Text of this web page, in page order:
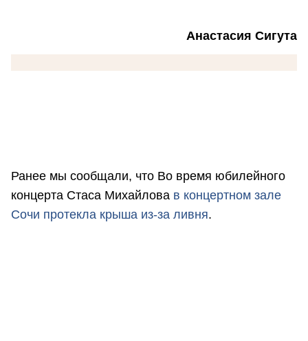
Анастасия Сигута
Ранее мы сообщали, что Во время юбилейного
концерта Стаса Михайлова в концертном зале
Сочи протекла крыша из-за ливня.